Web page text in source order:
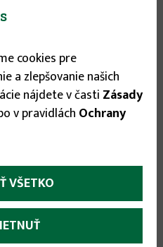
cookies pre
a zlepšovanie našich
nájdete v časti Zásady
v pravidlách Ochrany
VŠETKO